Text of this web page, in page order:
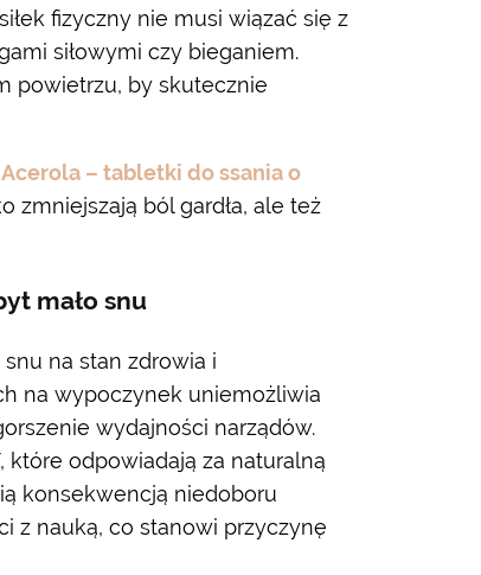
fizyczny nie musi wiązać się z
siłowymi czy bieganiem.
powietrzu, by skutecznie
– tabletki do ssania o
zmniejszają ból gardła, ale też
mało snu
na stan zdrowia i
na wypoczynek uniemożliwia
wydajności narządów.
odpowiadają za naturalną
konsekwencją niedoboru
z nauką, co stanowi przyczynę